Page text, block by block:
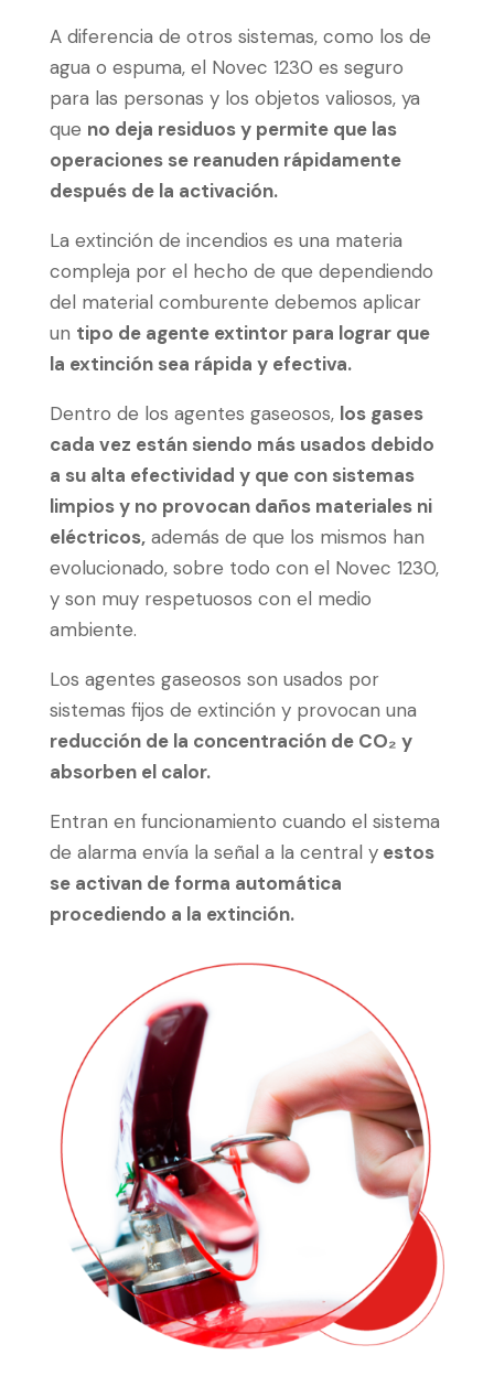
A diferencia de otros sistemas, como los de
agua o espuma, el Novec 1230 es seguro
para las personas y los objetos valiosos, ya
que no deja residuos y permite que las
operaciones se reanuden rápidamente
después de la activación.
La extinción de incendios es una materia
compleja por el hecho de que dependiendo
del material comburente debemos aplicar
un tipo de agente extintor para lograr que
la extinción sea rápida y efectiva.
Dentro de los agentes gaseosos, los gases
cada vez están siendo más usados debido
a su alta efectividad y que con sistemas
limpios y no provocan daños materiales ni
eléctricos,además de que los mismos han
evolucionado, sobre todo con el Novec 1230,
y son muy respetuosos con el medio
ambiente.
Los agentes gaseosos son usados por
sistemas fijos de extinción y provocan una
reducción de la concentración de CO₂ y
absorben el calor.
Entran en funcionamiento cuando el sistema
de alarma envía la señal a la central yestos
se activan de forma automática
procediendo a la extinción.